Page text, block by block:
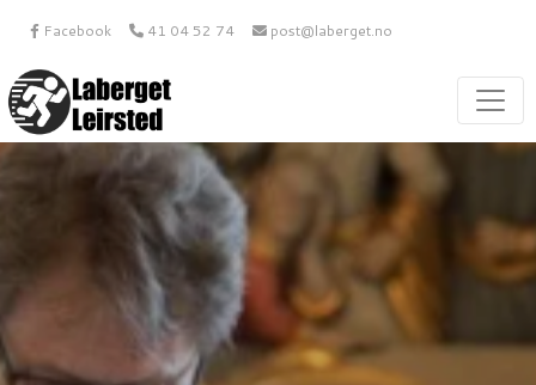
Facebook 41 04 52 74 post@laberget.no